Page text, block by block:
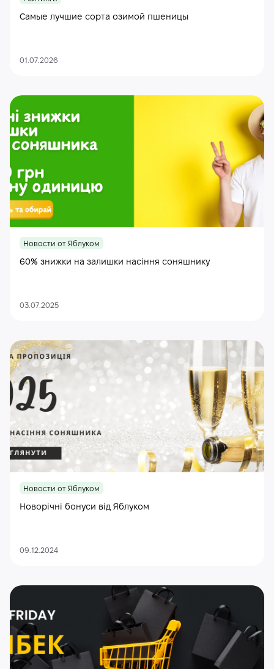
Самые лучшие сорта озимой пшеницы
01.07.2026
Новости от Яблуком
60% знижки на залишки насіння соняшнику
03.07.2025
Новости от Яблуком
Новорічні бонуси від Яблуком
09.12.2024